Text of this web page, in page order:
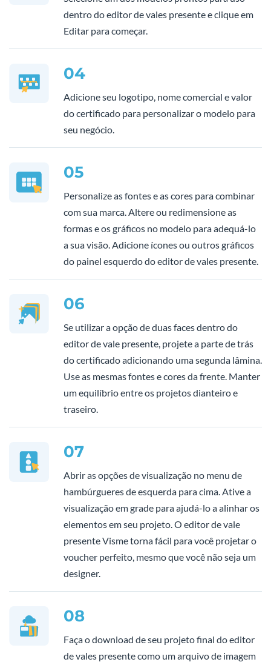
dentro do editor de vales presente e clique em
Editar para começar.
04
Adicione seu logotipo, nome comercial e valor
do certificado para personalizar o modelo para
seu negócio.
05
Personalize as fontes e as cores para combinar
com sua marca. Altere ou redimensione as
formas e os gráficos no modelo para adequá-lo
a sua visão. Adicione ícones ou outros gráficos
do painel esquerdo do editor de vales presente.
06
Se utilizar a opção de duas faces dentro do
editor de vale presente, projete a parte de trás
do certificado adicionando uma segunda lâmina.
Use as mesmas fontes e cores da frente. Manter
um equilíbrio entre os projetos dianteiro e
traseiro.
07
Abrir as opções de visualização no menu de
hambúrgueres de esquerda para cima. Ative a
visualização em grade para ajudá-lo a alinhar os
elementos em seu projeto. O editor de vale
presente Visme torna fácil para você projetar o
voucher perfeito, mesmo que você não seja um
designer.
08
Faça o download de seu projeto final do editor
de vales presente como um arquivo de imagem